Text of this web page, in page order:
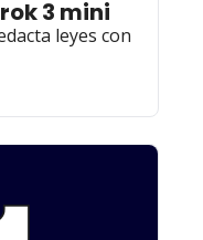
leyes con